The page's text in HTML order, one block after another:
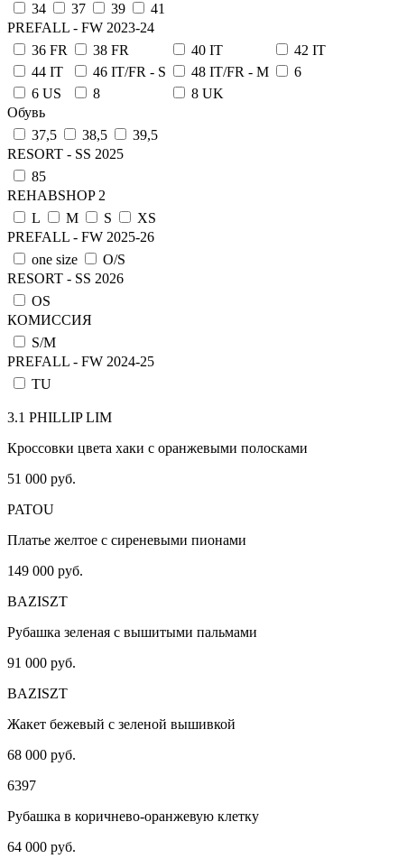
34
37 39
41
PREFALL - FW 2023-24
36 FR
38 FR 40 IT
42 IT
44 IT
46 IT/FR - S 48 IT/FR - M
6
6 US
8
8 UK
Обувь
37,5
38,5
39,5
RESORT - SS 2025
85
REHABSHOP 2
L
M S
XS
PREFALL - FW 2025-26
one size
О/S
RESORT - SS 2026
OS
КОМИССИЯ
S/M
PREFALL - FW 2024-25
TU
3.1 PHILLIP LIM
Кроссовки цвета хаки с оранжевыми полосками
51 000 руб.
PATOU
Платье желтое с сиреневыми пионами
149 000 руб.
BAZISZT
Рубашка зеленая с вышитыми пальмами
91 000 руб.
BAZISZT
Жакет бежевый с зеленой вышивкой
68 000 руб.
6397
Рубашка в коричнево-оранжевую клетку
64 000 руб.